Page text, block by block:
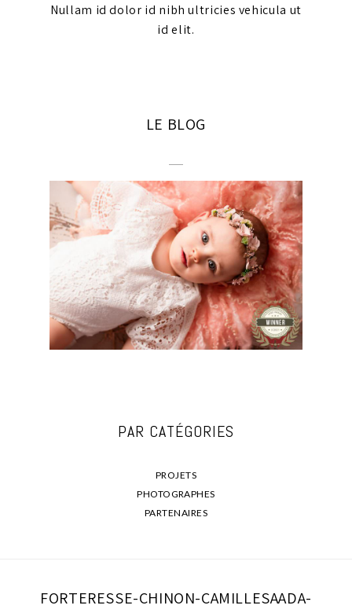
Nullam id dolor id nibh ultricies vehicula ut
id elit.
LE BLOG
PAR CATÉGORIES
PROJETS
PHOTOGRAPHES
PARTENAIRES
FORTERESSE-CHINON-CAMILLESAADA-